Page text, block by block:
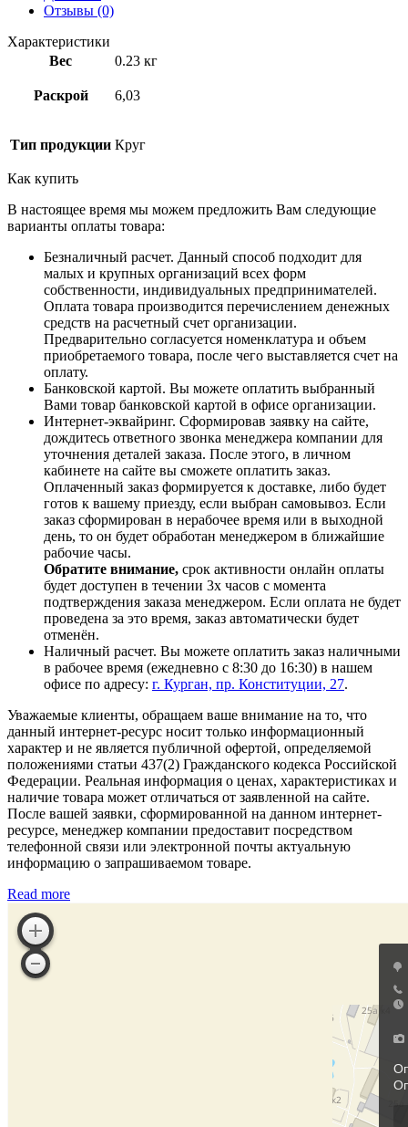
Отзывы (0)
Характеристики
Вес
0.23 кг
Раскрой 6,03
Тип продукции Круг
Как купить
В настоящее время мы можем предложить Вам следующие
варианты оплаты товара:
Безналичный расчет. Данный способ подходит для
малых и крупных организаций всех форм
собственности, индивидуальных предпринимателей.
Оплата товара производится перечислением денежных
средств на расчетный счет организации.
Предварительно согласуется номенклатура и объем
приобретаемого товара, после чего выставляется счет на
оплату.
Банковской картой. Вы можете оплатить выбранный
Вами товар банковской картой в офисе организации.
Интернет-эквайринг. Сформировав заявку на сайте,
дождитесь ответного звонка менеджера компании для
уточнения деталей заказа. После этого, в личном
кабинете на сайте вы сможете оплатить заказ.
Оплаченный заказ формируется к доставке, либо будет
готов к вашему приезду, если выбран самовывоз. Если
заказ сформирован в нерабочее время или в выходной
день, то он будет обработан менеджером в ближайшие
рабочие часы.
Обратите внимание, срок активности онлайн оплаты
будет доступен в течении 3х часов с момента
подтверждения заказа менеджером. Если оплата не будет
проведена за это время, заказ автоматически будет
отменён.
Наличный расчет. Вы можете оплатить заказ наличными
в рабочее время (ежедневно с 8:30 до 16:30) в нашем
офисе по адресу: г. Курган, пр. Конституции, 27.
Уважаемые клиенты, обращаем ваше внимание на то, что
данный интернет-ресурс носит только информационный
характер и не является публичной офертой, определяемой
положениями статьи 437(2) Гражданского кодекса Российской
Федерации. Реальная информация о ценах, характеристиках и
наличие товара может отличаться от заявленной на сайте.
После вашей заявки, сформированной на данном интернет-
ресурсе, менеджер компании предоставит посредством
телефонной связи или электронной почты актуальную
информацию о запрашиваемом товаре.
Read more